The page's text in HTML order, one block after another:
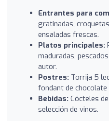
Entrantes para
gratinadas,
ensaladas frescas.
Platos principales:
maduradas,
autor.
Postres: Torrija 5
fondant de chocolate
Bebidas: Cócteles
selección de vinos.